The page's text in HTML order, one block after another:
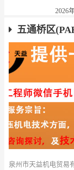
2026
五通桥区
泉州市天益机电贸易